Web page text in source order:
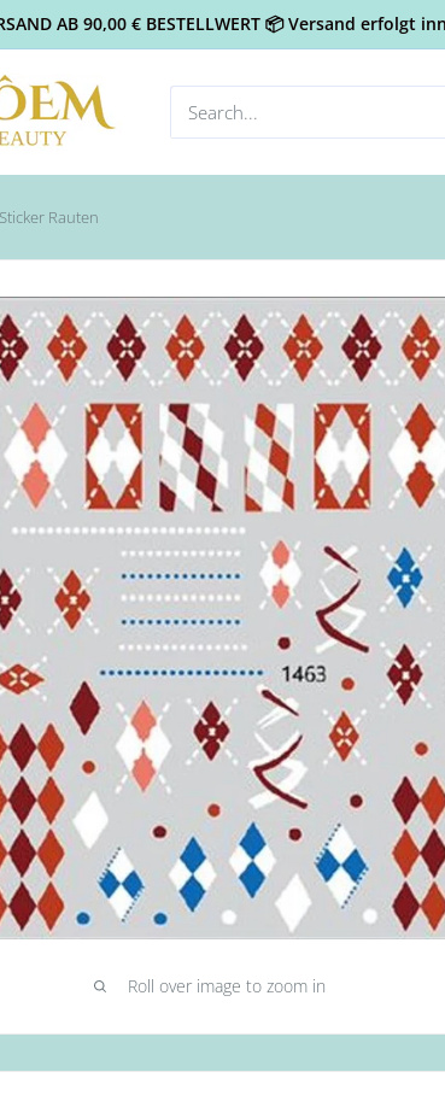
AB 90,00 € BESTELLWERT 📦 Versand
Rauten
Roll over image to zoom in